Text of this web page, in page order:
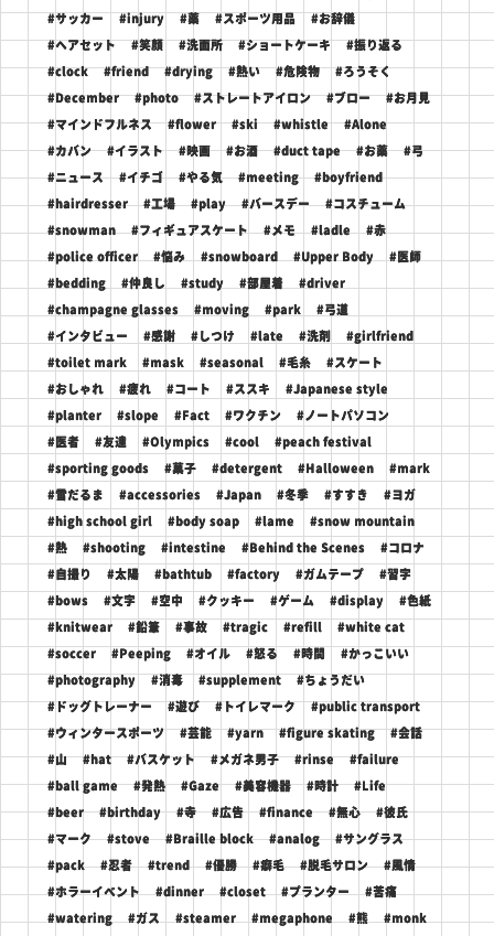
#サッカー #injury #薬 #スポーツ用品 #お辞儀
#ヘアセット #笑顔 #洗面所 #ショートケーキ #振り返る
#clock #friend #drying #熱い #危険物 #ろうそく
#December #photo #ストレートアイロン #ブロー #お月見
#マインドフルネス #flower #ski #whistle #Alone
#カバン #イラスト #映画 #お酒 #duct tape #お薬 #弓
#ニュース #イチゴ #やる気 #meeting #boyfriend
#hairdresser #工場 #play #バースデー #コスチューム
#snowman #フィギュアスケート #メモ #ladle #赤
#police officer #悩み #snowboard #Upper Body #医師
#bedding #仲良し #study #部屋着 #driver
#champagne glasses #moving #park #弓道
#インタビュー #感謝 #しつけ #late #洗剤 #girlfriend
#toilet mark #mask #seasonal #毛糸 #スケート
#おしゃれ #疲れ #コート #ススキ #Japanese style
#planter #slope #Fact #ワクチン #ノートパソコン
#医者 #友達 #Olympics #cool #peach festival
#sporting goods #菓子 #detergent #Halloween #mark
#雪だるま #accessories #Japan #冬季 #すすき #ヨガ
#high school girl #body soap #lame #snow mountain
#熱 #shooting #intestine #Behind the Scenes #コロナ
#自撮り #太陽 #bathtub #factory #ガムテープ #習字
#bows #文字 #空中 #クッキー #ゲーム #display #色紙
#knitwear #鉛筆 #事故 #tragic #refill #white cat
#soccer #Peeping #オイル #怒る #時間 #かっこいい
#photography #消毒 #supplement #ちょうだい
#ドッグトレーナー #遊び #トイレマーク #public transport
#ウィンタースポーツ #芸能 #yarn #figure skating #会話
#山 #hat #バスケット #メガネ男子 #rinse #failure
#ball game #発熱 #Gaze #美容機器 #時計 #Life
#beer #birthday #寺 #広告 #finance #無心 #彼氏
#マーク #stove #Braille block #analog #サングラス
#pack #忍者 #trend #優勝 #癖毛 #脱毛サロン #風情
#ホラーイベント #dinner #closet #プランター #苦痛
#watering #ガス #steamer #megaphone #熊 #monk